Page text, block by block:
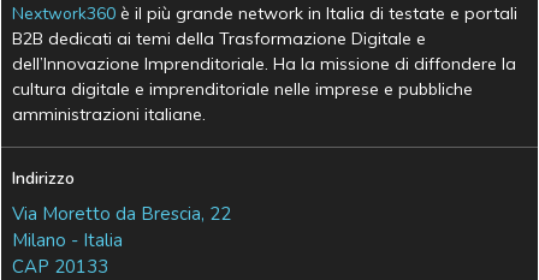
Nextwork360 è il più grande network in Italia di testate e portali
B2B dedicati ai temi della Trasformazione Digitale e
dell’Innovazione Imprenditoriale. Ha la missione di diffondere la
cultura digitale e imprenditoriale nelle imprese e pubbliche
amministrazioni italiane.
Indirizzo
Via Moretto da Brescia, 22
Milano - Italia
CAP 20133